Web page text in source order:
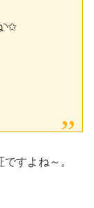
︎︎◝✩
すよね～。